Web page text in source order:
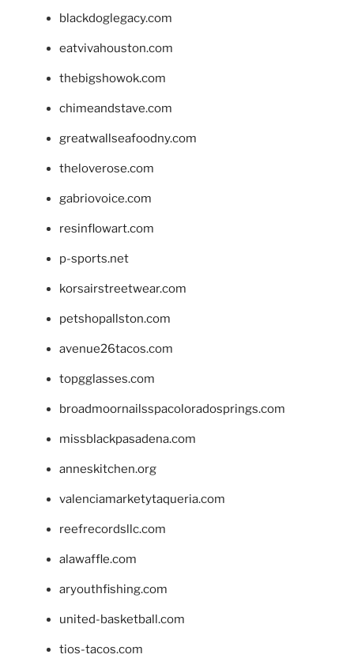
blackdoglegacy.com
eatvivahouston.com
thebigshowok.com
chimeandstave.com
greatwallseafoodny.com
theloverose.com
gabriovoice.com
resinflowart.com
p-sports.net
korsairstreetwear.com
petshopallston.com
avenue26tacos.com
topgglasses.com
broadmoornailsspacoloradosprings.com
missblackpasadena.com
anneskitchen.org
valenciamarketytaqueria.com
reefrecordsllc.com
alawaffle.com
aryouthfishing.com
united-basketball.com
tios-tacos.com